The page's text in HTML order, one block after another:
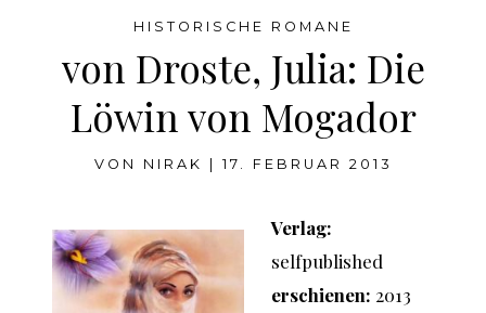
HISTORISCHE ROMANE
von Droste, Julia: Die
Löwin von Mogador
VON NIRAK 17. FEBRUAR 2013
Verlag:
selfpublished
erschienen: 2013